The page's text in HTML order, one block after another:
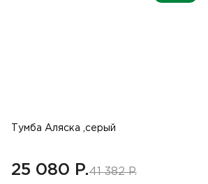
Тумба Аляска ,серый
25 080 P.41 382 P.